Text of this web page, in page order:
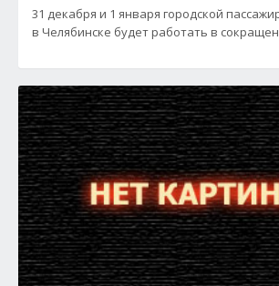
31 декабря и 1 января городской
в Челябинске будет работать в